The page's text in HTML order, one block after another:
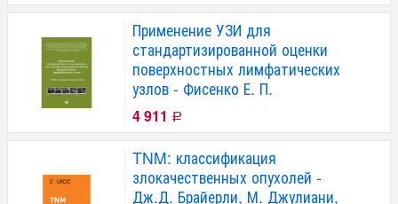
Применение УЗИ для
стандартизированной оценки
поверхностных лимфатических
узлов - Фисенко Е. П.
4 911 Р
TNM: классификация
злокачественных опухолей -
Дж.Д. Брайерли, М. Джулиани,